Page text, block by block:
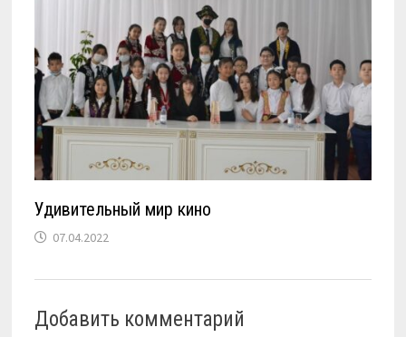
Удивительный мир кино
07.04.2022
Добавить комментарий